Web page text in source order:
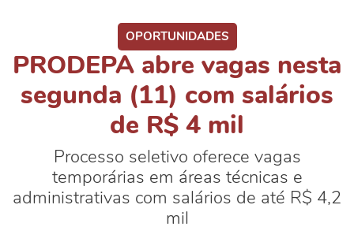
OPORTUNIDADES
PRODEPA abre vagas nesta
segunda (11) com salários
de R$ 4 mil
Processo seletivo oferece vagas
temporárias em áreas técnicas e
administrativas com salários de até R$ 4,2
mil